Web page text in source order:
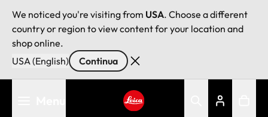
We noticed you're visiting from USA. Choose a different
country or region to view content for your location and
shop online.
USA (English)
Continua